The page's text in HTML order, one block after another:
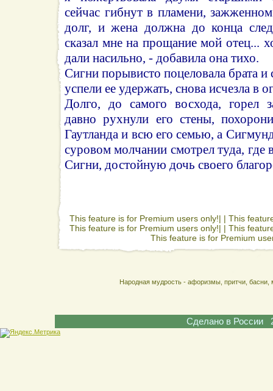
сейчас гибнут в пламени,
долг, и жена должна до конца
сказал мне на прощание мой отец...
дали насильно, - добавила она тихо.
Сигни порывисто поцеловала брата
успели ее удержать, снова исчезла в
Долго, до самого восхода, горел
давно рухнули его стены,
Гаутланда и всю его семью, а
суровом молчании смотрел туда, где
Сигни, достойную дочь своего
This feature is for Premium users only!| | This
This feature is for Premium users only!| | This
This feature is for Premium
Народная мудрость - афоризмы, притчи,
Сделано в России